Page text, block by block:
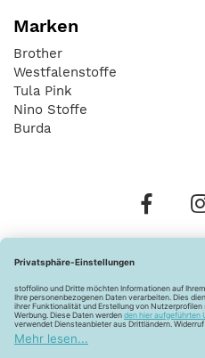
Marken
Brother
Westfalenstoffe
Tula Pink
Nino Stoffe
Burda
Widerrufsbelehrung
Barrierefreiheitserklärung